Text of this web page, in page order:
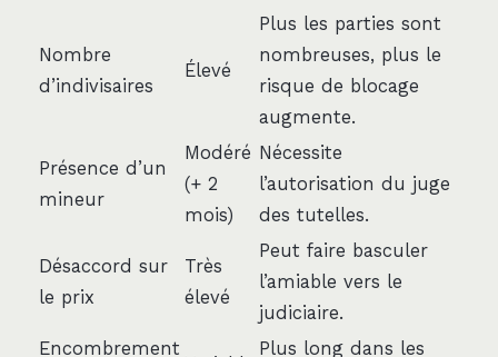
Nombre
d’indivisaires
Élevé
Plus les parties sont
nombreuses, plus le
risque de blocage
augmente.
Présence d’un
mineur
Modéré
(+ 2
mois)
Nécessite
l’autorisation du juge
des tutelles.
Désaccord sur
le prix
Très
élevé
Peut faire basculer
l’amiable vers le
judiciaire.
Encombrement
Plus long dans les